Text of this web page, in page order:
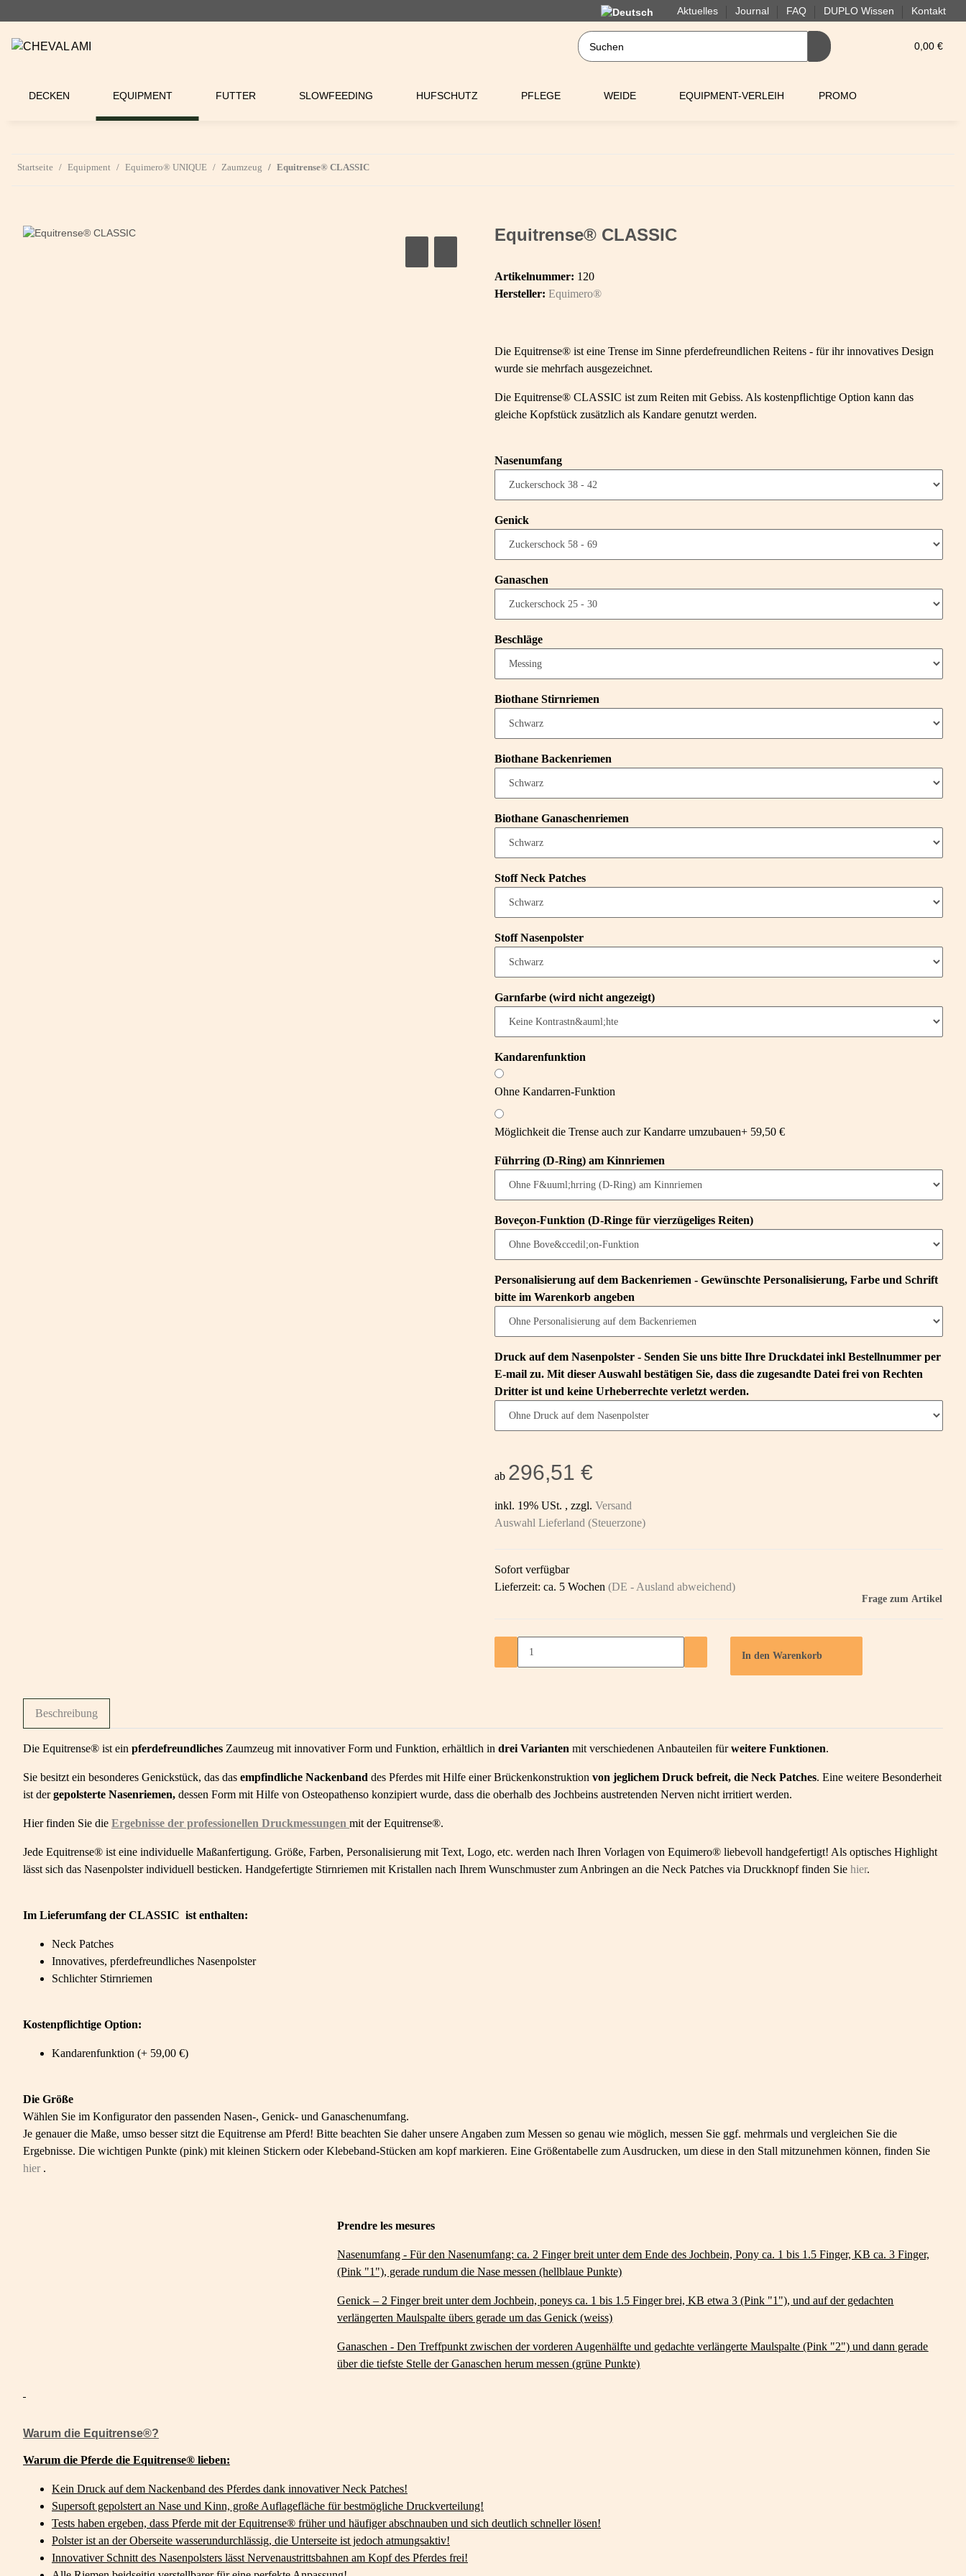
Aktuelles Journal FAQ DUPLO Wissen Kontakt
0,00 €
DECKEN EQUIPMENT FUTTER SLOWFEEDING HUFSCHUTZ PFLEGE WEIDE EQUIPMENT-VERLEIH PROMO
Startseite Equipment Equimero® UNIQUE Zaumzeug Equitrense® CLASSIC
Equitrense® CLASSIC
Artikelnummer: 120
Hersteller: Equimero®
Die Equitrense® ist eine Trense im Sinne pferdefreundlichen Reitens - für ihr innovatives Design
wurde sie mehrfach ausgezeichnet.
Die Equitrense® CLASSIC ist zum Reiten mit Gebiss. Als kostenpflichtige Option kann das
gleiche Kopfstück zusätzlich als Kandare genutzt werden.
Nasenumfang
Genick
Ganaschen
Beschläge
Biothane Stirnriemen
Biothane Backenriemen
Biothane Ganaschenriemen
Stoff Neck Patches
Stoff Nasenpolster
Garnfarbe (wird nicht angezeigt)
Kandarenfunktion
Ohne Kandarren-Funktion
Möglichkeit die Trense auch zur Kandarre umzubauen+ 59,50 €
Führring (D-Ring) am Kinnriemen
Boveçon-Funktion (D-Ringe für vierzügeliges Reiten)
Personalisierung auf dem Backenriemen - Gewünschte Personalisierung, Farbe und Schrift
bitte im Warenkorb angeben
Druck auf dem Nasenpolster - Senden Sie uns bitte Ihre Druckdatei inkl Bestellnummer per
E-mail zu. Mit dieser Auswahl bestätigen Sie, dass die zugesandte Datei frei von Rechten
Dritter ist und keine Urheberrechte verletzt werden.
ab 296,51 €
inkl. 19% USt. , zzgl. Versand
Auswahl Lieferland (Steuerzone)
Sofort verfügbar
Lieferzeit: ca. 5 Wochen (DE - Ausland abweichend)
Frage zum Artikel
In den Warenkorb
Beschreibung
Die Equitrense® ist ein pferdefreundliches Zaumzeug mit innovativer Form und Funktion, erhältlich in drei Varianten mit verschiedenen Anbauteilen fürweitere Funktionen.
Sie besitzt ein besonderes Genickstück, das das empfindliche Nackenband des Pferdes mit Hilfe einer Brückenkonstruktion von jeglichem Druck befreit, die Neck Patches. Eine weitere Besonderheit
ist dergepolsterte Nasenriemen, dessen Form mit Hilfe von Osteopathenso konzipiert wurde, dass die oberhalb des Jochbeins austretenden Nerven nicht irritiert werden.
Hier finden Sie die Ergebnisse der professionellen Druckmessungen mit der Equitrense®.
Jede Equitrense® ist eine individuelle Maßanfertigung. Größe, Farben, Personalisierung mit Text, Logo, etc. werden nach Ihren Vorlagen von Equimero® liebevoll handgefertigt! Als optisches Highlight
lässt sich das Nasenpolster individuell besticken. Handgefertigte Stirnriemen mit Kristallen nach Ihrem Wunschmuster zum Anbringen an die Neck Patches via Druckknopf finden Sie hier.
Im Lieferumfang der CLASSIC ist enthalten:
Neck Patches
Innovatives, pferdefreundliches Nasenpolster
Schlichter Stirnriemen
Kostenpflichtige Option:
Kandarenfunktion (+ 59,00 €)
Die Größe
Wählen Sie im Konfigurator den passenden Nasen-, Genick- und Ganaschenumfang.
Je genauer die Maße, umso besser sitzt die Equitrense am Pferd! Bitte beachten Sie daher unsere Angaben zum Messen so genau wie möglich, messen Sie ggf. mehrmals und vergleichen Sie die
Ergebnisse. Die wichtigen Punkte (pink) mit kleinen Stickern oder Klebeband-Stücken am kopf markieren. Eine Größentabelle zum Ausdrucken, um diese in den Stall mitzunehmen können, finden Sie
hier .
Prendre les mesures
Nasenumfang - Für den Nasenumfang: ca. 2 Finger breit unter dem Ende des Jochbein, Pony ca. 1 bis 1.5 Finger, KB ca. 3 Finger,
(Pink "1"), gerade rundum die Nase messen (hellblaue Punkte)
Genick – 2 Finger breit unter dem Jochbein, poneys ca. 1 bis 1.5 Finger brei, KB etwa 3 (Pink "1"), und auf der gedachten
verlängerten Maulspalte übers gerade um das Genick (weiss)
Ganaschen - Den Treffpunkt zwischen der vorderen Augenhälfte und gedachte verlängerte Maulspalte (Pink "2") und dann gerade
über die tiefste Stelle der Ganaschen herum messen (grüne Punkte)
Warum die Equitrense®?
Warum die Pferde die Equitrense® lieben:
Kein Druck auf dem Nackenband des Pferdes dank innovativer Neck Patches!
Supersoft gepolstert an Nase und Kinn, große Auflagefläche für bestmögliche Druckverteilung!
Tests haben ergeben, dass Pferde mit der Equitrense® früher und häufiger abschnauben und sich deutlich schneller lösen!
Polster ist an der Oberseite wasserundurchlässig, die Unterseite ist jedoch atmungsaktiv!
Innovativer Schnitt des Nasenpolsters lässt Nervenaustrittsbahnen am Kopf des Pferdes frei!